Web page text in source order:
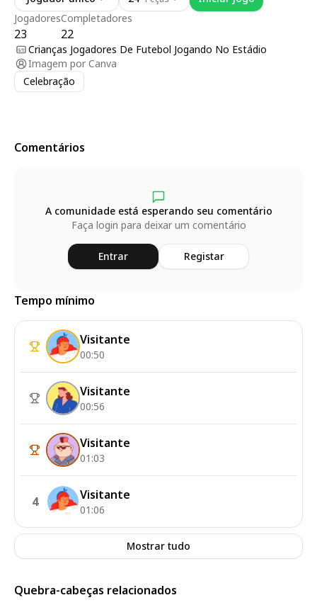
Jogadores
23
Completadores
22
Crianças Jogadores De Futebol Jogando No Estádio
Imagem por Canva
Celebração
Comentários
A comunidade está esperando seu comentário
Faça login para deixar um comentário
Entrar Registar
Tempo mínimo
Visitante
00:50
Visitante
00:56
Visitante
01:03
4 Visitante
01:06
Mostrar tudo
Quebra-cabeças relacionados